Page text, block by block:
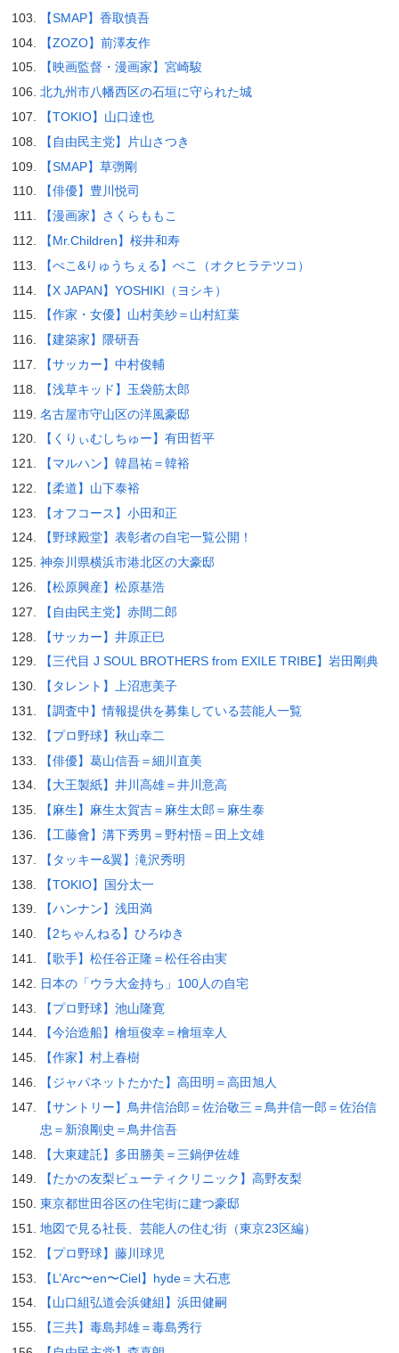
【SMAP】香取慎吾
【ZOZO】前澤友作
【映画監督・漫画家】宮崎駿
北九州市八幡西区の石垣に守られた城
【TOKIO】山口達也
【自由民主党】片山さつき
【SMAP】草彅剛
【俳優】豊川悦司
【漫画家】さくらももこ
【Mr.Children】桜井和寿
【ぺこ&りゅうちぇる】ぺこ（オクヒラテツコ）
【X JAPAN】YOSHIKI（ヨシキ）
【作家・女優】山村美紗＝山村紅葉
【建築家】隈研吾
【サッカー】中村俊輔
【浅草キッド】玉袋筋太郎
名古屋市守山区の洋風豪邸
【くりぃむしちゅー】有田哲平
【マルハン】韓昌祐＝韓裕
【柔道】山下泰裕
【オフコース】小田和正
【野球殿堂】表彰者の自宅一覧公開！
神奈川県横浜市港北区の大豪邸
【松原興産】松原基浩
【自由民主党】赤間二郎
【サッカー】井原正巳
【三代目 J SOUL BROTHERS from EXILE TRIBE】岩田剛典
【タレント】上沼恵美子
【調査中】情報提供を募集している芸能人一覧
【プロ野球】秋山幸二
【俳優】葛山信吾＝細川直美
【大王製紙】井川高雄＝井川意高
【麻生】麻生太賀吉＝麻生太郎＝麻生泰
【工藤會】溝下秀男＝野村悟＝田上文雄
【タッキー&翼】滝沢秀明
【TOKIO】国分太一
【ハンナン】浅田満
【2ちゃんねる】ひろゆき
【歌手】松任谷正隆＝松任谷由実
日本の「ウラ大金持ち」100人の自宅
【プロ野球】池山隆寛
【今治造船】檜垣俊幸＝檜垣幸人
【作家】村上春樹
【ジャパネットたかた】高田明＝高田旭人
【サントリー】鳥井信治郎＝佐治敬三＝鳥井信一郎＝佐治信
忠＝新浪剛史＝鳥井信吾
【大東建託】多田勝美＝三鍋伊佐雄
【たかの友梨ビューティクリニック】高野友梨
東京都世田谷区の住宅街に建つ豪邸
地図で見る社長、芸能人の住む街（東京23区編）
【プロ野球】藤川球児
【L’Arc〜en〜Ciel】hyde＝大石恵
【山口組弘道会浜健組】浜田健嗣
【三共】毒島邦雄＝毒島秀行